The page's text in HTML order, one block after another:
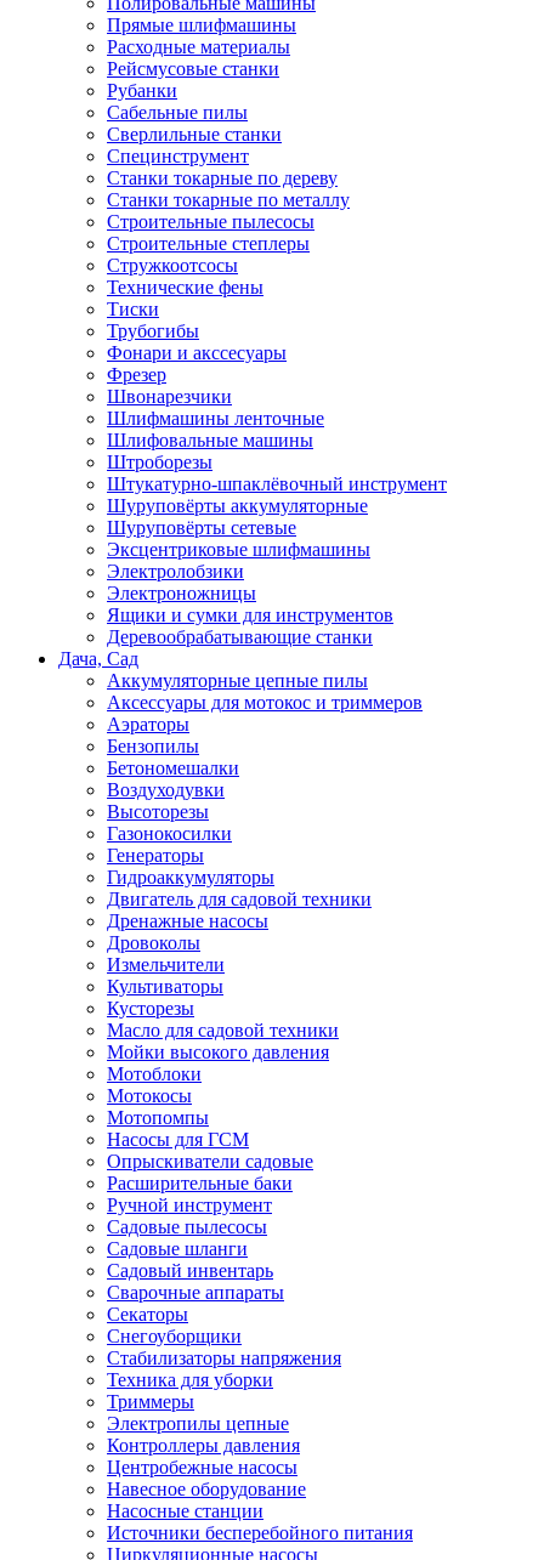
Прямые шлифмашины
Расходные материалы
Рейсмусовые станки
Рубанки
Сабельные пилы
Сверлильные станки
Специнструмент
Станки токарные по дереву
Станки токарные по металлу
Строительные пылесосы
Строительные степлеры
Стружкоотсосы
Технические фены
Тиски
Трубогибы
Фонари и акссесуары
Фрезер
Швонарезчики
Шлифмашины ленточные
Шлифовальные машины
Штроборезы
Штукатурно-шпаклёвочный инструмент
Шуруповёрты аккумуляторные
Шуруповёрты сетевые
Эксцентриковые шлифмашины
Электролобзики
Электроножницы
Ящики и сумки для инструментов
Деревообрабатывающие станки
Дача, Сад
Аккумуляторные цепные пилы
Аксессуары для мотокос и триммеров
Аэраторы
Бензопилы
Бетономешалки
Воздуходувки
Высоторезы
Газонокосилки
Генераторы
Гидроаккумуляторы
Двигатель для садовой техники
Дренажные насосы
Дровоколы
Измельчители
Культиваторы
Кусторезы
Масло для садовой техники
Мойки высокого давления
Мотоблоки
Мотокосы
Мотопомпы
Насосы для ГСМ
Опрыскиватели садовые
Расширительные баки
Ручной инструмент
Садовые пылесосы
Садовые шланги
Садовый инвентарь
Сварочные аппараты
Секаторы
Снегоуборщики
Стабилизаторы напряжения
Техника для уборки
Триммеры
Электропилы цепные
Контроллеры давления
Центробежные насосы
Навесное оборудование
Насосные станции
Источники бесперебойного питания
Циркуляционные насосы